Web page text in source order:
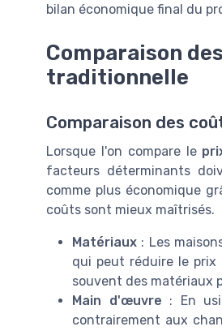
bilan économique final du
Comparaison
traditionnelle
Comparaison des
Lorsque l'on compare le
facteurs déterminants
comme plus économique
coûts sont mieux maîtrisés.
Matériaux : Les
qui peut réduire le
souvent des matériaux
Main d'œuvre : En
contrairement aux